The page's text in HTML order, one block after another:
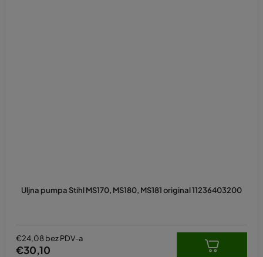
Uljna pumpa Stihl MS170, MS180, MS181 original 11236403200
€24,08 bez PDV-a
€30,10